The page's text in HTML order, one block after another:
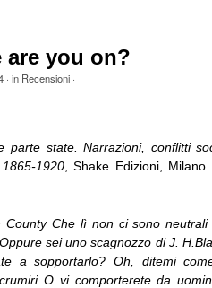
are you on?
· in Recensioni·
parte state. Narrazioni, conflitti
1920, Shake Edizioni, Milano
County Che lì non ci sono neutrali
sei uno scagnozzo di J.
a sopportarlo? Oh, ditemi
O vi comporterete da